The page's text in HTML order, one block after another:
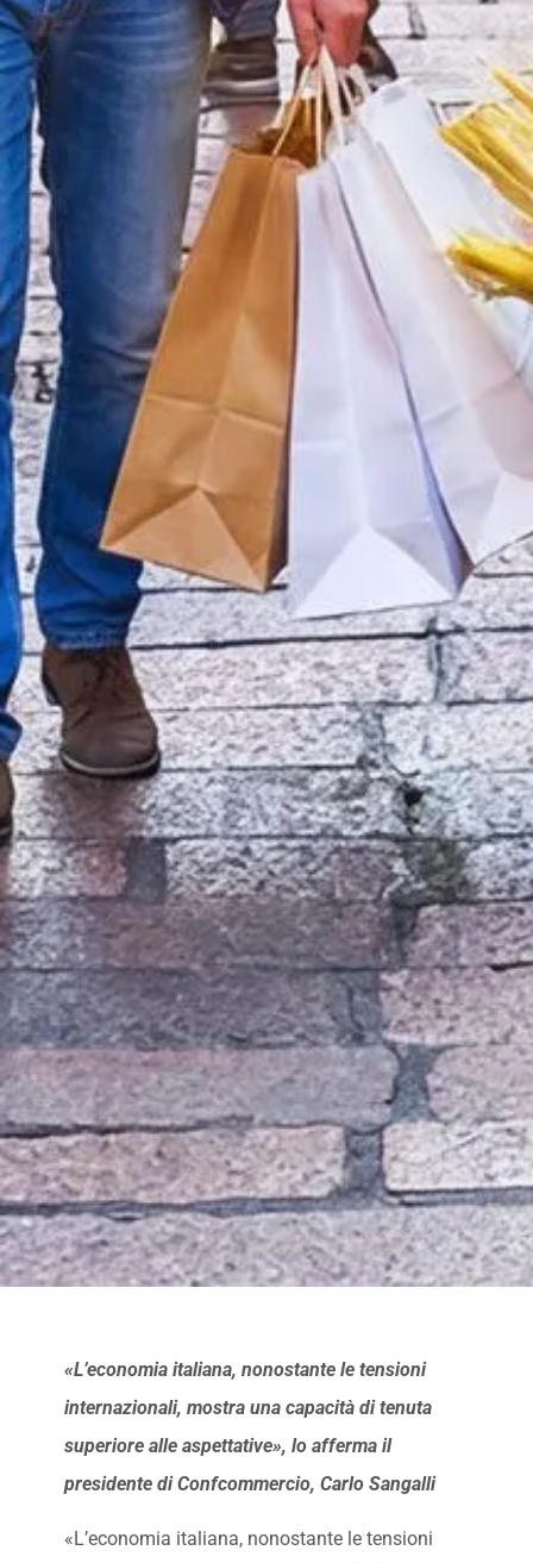
«L’economia italiana, nonostante le tensioni
internazionali, mostra una capacità di tenuta
superiore alle aspettative», lo afferma il
presidente di Confcommercio, Carlo Sangalli
«L’economia italiana, nonostante le tensioni